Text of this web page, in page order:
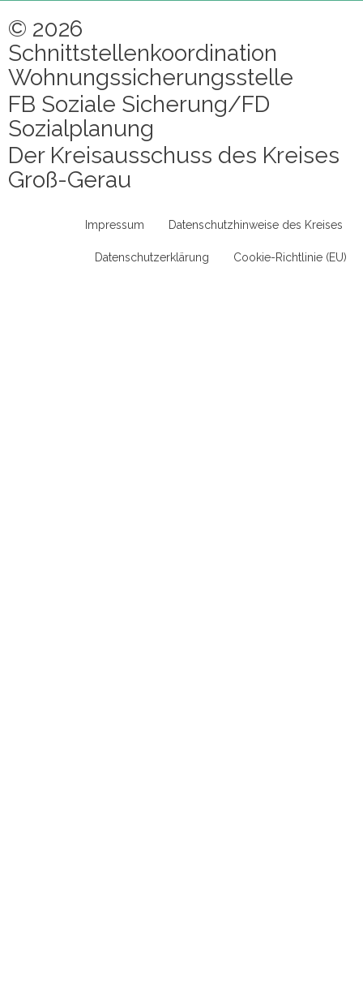
© 2026
Schnittstellenkoordination
Wohnungssicherungsstelle
FB Soziale Sicherung/FD
Sozialplanung
Der Kreisausschuss des Kreises
Groß-Gerau
Impressum Datenschutzhinweise des Kreises
Datenschutzerklärung Cookie-Richtlinie (EU)